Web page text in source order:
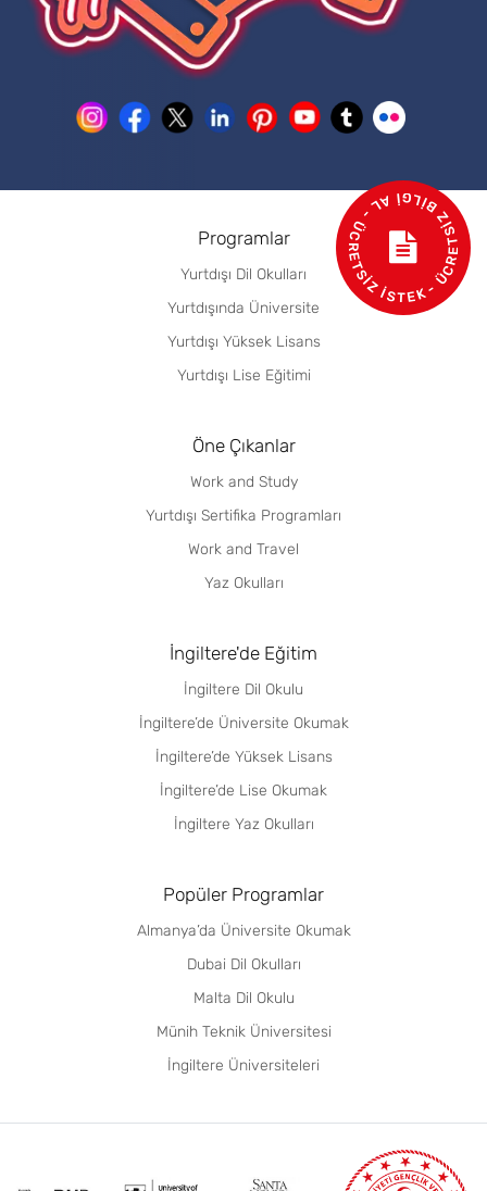
Programlar
Yurtdışı Dil Okulları
Yurtdışında Üniversite
Yurtdışı Yüksek Lisans
Yurtdışı Lise Eğitimi
Öne Çıkanlar
Work and Study
Yurtdışı Sertifika Programları
Work and Travel
Yaz Okulları
İngiltere'de Eğitim
İngiltere Dil Okulu
İngiltere’de Üniversite Okumak
İngiltere’de Yüksek Lisans
İngiltere’de Lise Okumak
İngiltere Yaz Okulları
Popüler Programlar
Almanya’da Üniversite Okumak
Dubai Dil Okulları
Malta Dil Okulu
Münih Teknik Üniversitesi
İngiltere Üniversiteleri
- ÜCRETSİZ BİLGİ AL - ÜCRETSİZ İSTEK